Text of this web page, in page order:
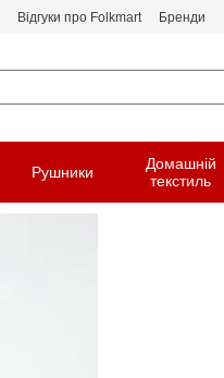
Відгуки про Folkmart Бренди
Рушники
Домашній
текстиль